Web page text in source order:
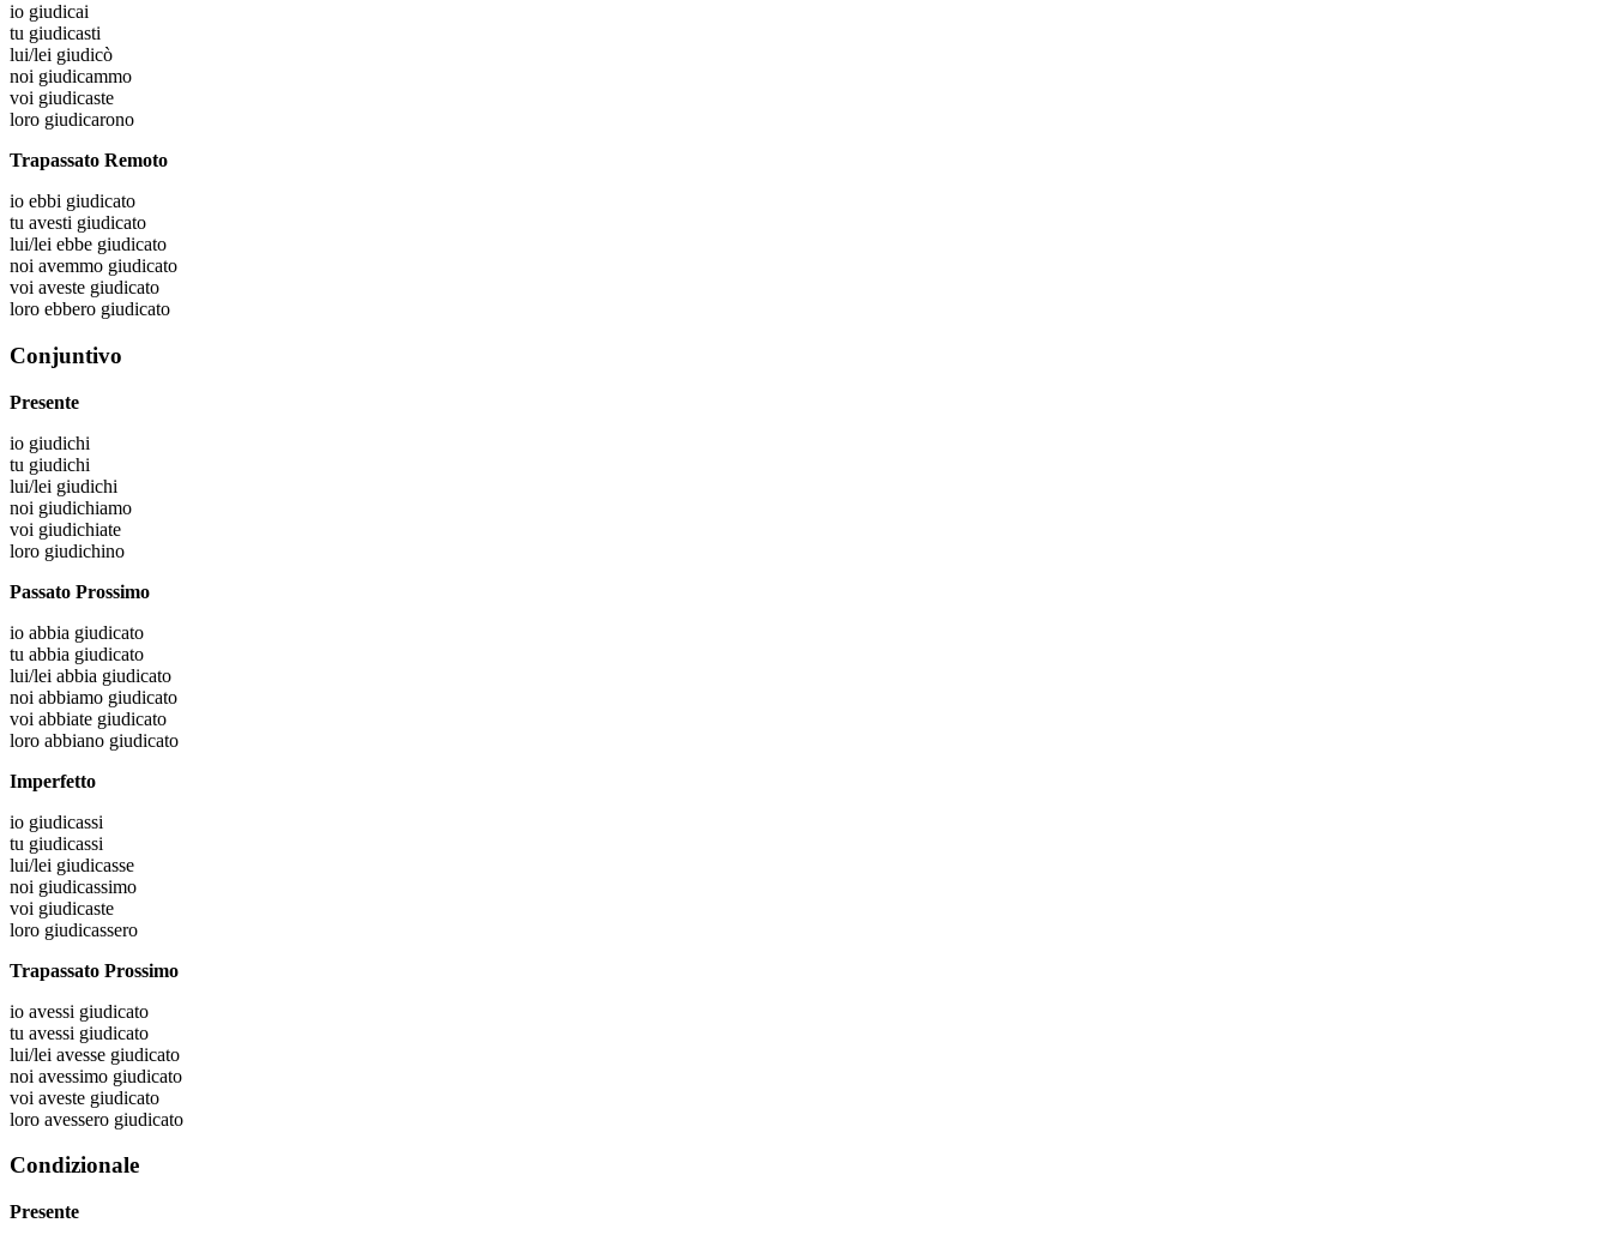
io giudicai
tu giudicasti
lui/lei giudicò
noi giudicammo
voi giudicaste
loro giudicarono
Trapassato Remoto
io ebbi giudicato
tu avesti giudicato
lui/lei ebbe giudicato
noi avemmo giudicato
voi aveste giudicato
loro ebbero giudicato
Conjuntivo
Presente
io giudichi
tu giudichi
lui/lei giudichi
noi giudichiamo
voi giudichiate
loro giudichino
Passato Prossimo
io abbia giudicato
tu abbia giudicato
lui/lei abbia giudicato
noi abbiamo giudicato
voi abbiate giudicato
loro abbiano giudicato
Imperfetto
io giudicassi
tu giudicassi
lui/lei giudicasse
noi giudicassimo
voi giudicaste
loro giudicassero
Trapassato Prossimo
io avessi giudicato
tu avessi giudicato
lui/lei avesse giudicato
noi avessimo giudicato
voi aveste giudicato
loro avessero giudicato
Condizionale
Presente